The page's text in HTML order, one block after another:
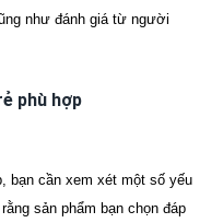
như đánh giá từ người
phù hợp
bạn cần xem xét một số yếu
rằng sản phẩm bạn chọn đáp